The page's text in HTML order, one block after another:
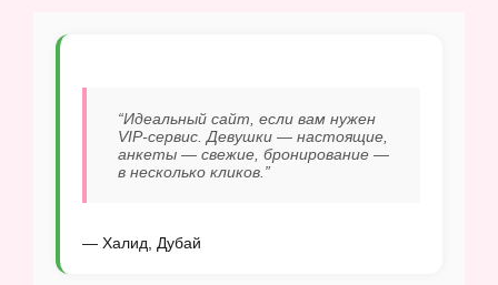
“Идеальный сайт, если вам нужен
VIP-сервис. Девушки — настоящие,
анкеты — свежие, бронирование —
в несколько кликов.”
— Халид, Дубай